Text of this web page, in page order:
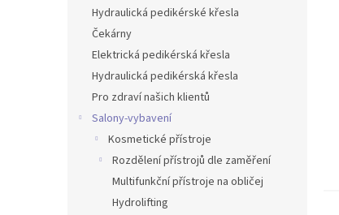
Hydraulická pedikérské křesla
Čekárny
Elektrická pedikérská křesla
Hydraulická pedikérská křesla
Pro zdraví našich klientů
Salony-vybavení
Kosmetické přístroje
Rozdělení přístrojů dle zaměření
Multifunkční přístroje na obličej
Hydrolifting